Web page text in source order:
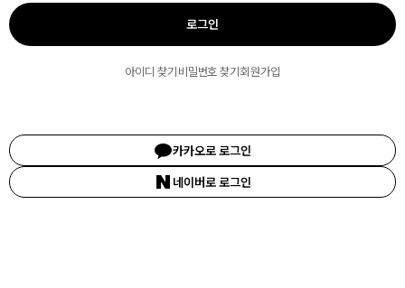
로그인
아이디 찾기 비밀번호 찾기회원가입
카카오로로그인
네이버로로그인